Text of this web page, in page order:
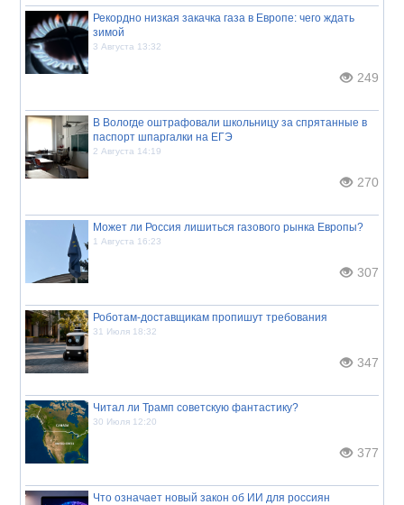
Рекордно низкая закачка газа в Европе: чего ждать
зимой
3 Августа 13:32
249
В Вологде оштрафовали школьницу за спрятанные в
паспорт шпаргалки на ЕГЭ
2 Августа 14:19
270
Может ли Россия лишиться газового рынка Европы?
1 Августа 16:23
307
Роботам-доставщикам пропишут требования
31 Июля 18:32
347
Читал ли Трамп советскую фантастику?
30 Июля 12:20
377
Что означает новый закон об ИИ для россиян